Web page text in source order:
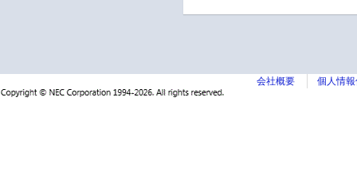
会社概要 個人情